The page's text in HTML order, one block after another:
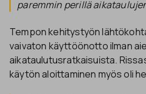
paremmin perillä
Tempon kehitystyön
vaivaton käyttöönotto ilman
aikataulutusratkaisuista.
käytön aloittaminen myös oli